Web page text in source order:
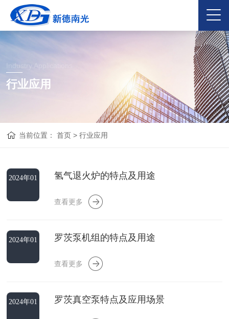
Industry Applications
行业应用
当前位置：首页 >行业应用
2024年01
氢气退火炉的特点及用途
查看更多
2024年01
罗茨泵机组的特点及用途
查看更多
2024年01
罗茨真空泵特点及应用场景